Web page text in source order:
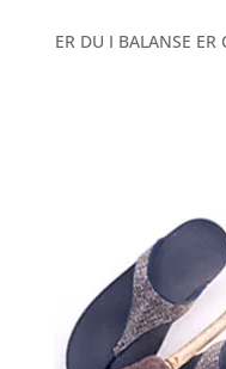
ER DU I BALANSE ER